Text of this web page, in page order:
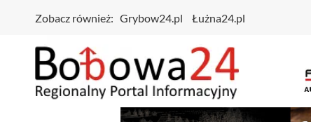
Zobacz również: Grybow24.pl Łużna24.pl